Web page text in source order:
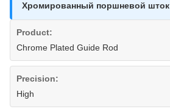
Хромированный поршневой шток
Product:
Chrome Plated Guide Rod
Precision:
High